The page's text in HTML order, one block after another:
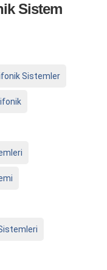
Sistem
Sistemler